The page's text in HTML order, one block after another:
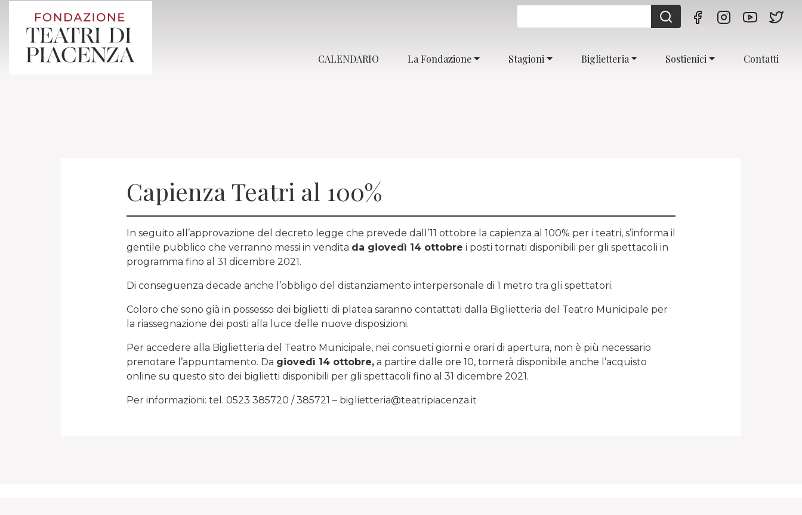
CALENDARIO La Fondazione Stagioni Biglietteria Sostienici Contatti
Capienza Teatri al 100%
In seguito all’approvazione del decreto legge che prevede dall’11 ottobre la capienza al 100% per i teatri, s’informa il
gentile pubblico che verranno messi in vendita da giovedì 14 ottobre i posti tornati disponibili per gli spettacoli in
programma fino al 31 dicembre 2021.
Di conseguenza decade anche l’obbligo del distanziamento interpersonale di 1 metro tra gli spettatori.
Coloro che sono già in possesso dei biglietti di platea saranno contattati dalla Biglietteria del Teatro Municipale per
la riassegnazione dei posti alla luce delle nuove disposizioni.
Per accedere alla Biglietteria del Teatro Municipale, nei consueti giorni e orari di apertura, non è più necessario
prenotare l’appuntamento. Da giovedì 14 ottobre, a partire dalle ore 10, tornerà disponibile anche l’acquisto
online su questo sito dei biglietti disponibili per gli spettacoli fino al 31 dicembre 2021.
Per informazioni: tel. 0523 385720 / 385721 – biglietteria@teatripiacenza.it